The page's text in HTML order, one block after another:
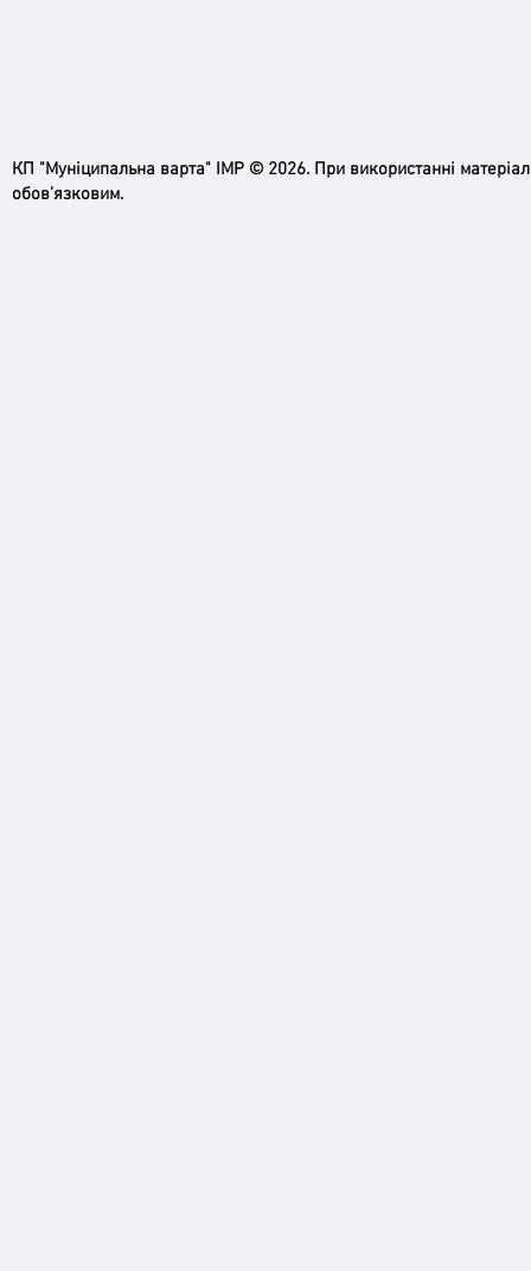
КП "Муніципальна варта" ІМР © 2026. При використанні
обов’язковим.